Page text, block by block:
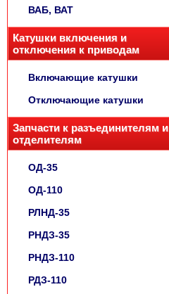
ВАБ, ВАТ
Катушки включения и
отключения к приводам
Включающие катушки
Отключающие катушки
Запчасти к разъединителям и
отделителям
ОД-35
ОД-110
РЛНД-35
РНДЗ-35
РНДЗ-110
РДЗ-110